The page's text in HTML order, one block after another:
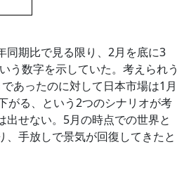
同期比で見る限り、2月を底に3
う数字を示していた。考えられう
あったのに対して日本市場は1月
がる、という2つのシナリオが考
せない。5月の時点での世界と
手放しで景気が回復してきたと